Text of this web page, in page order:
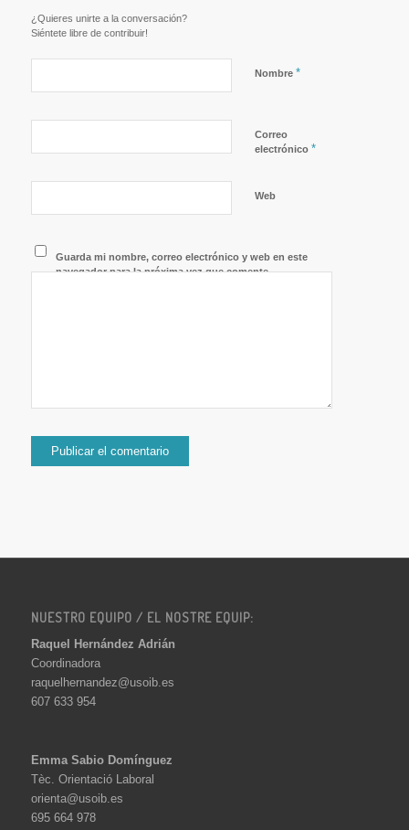
¿Quieres unirte a la conversación?
Siéntete libre de contribuir!
Nombre *
Correo
electrónico *
Web
Guarda mi nombre, correo electrónico y web en este
navegador para la próxima vez que comente.
NUESTRO EQUIPO / EL NOSTRE EQUIP:
Raquel Hernández Adrián
Coordinadora
raquelhernandez@usoib.es
607 633 954
Emma Sabio Domínguez
Tèc. Orientació Laboral
orienta@usoib.es
695 664 978